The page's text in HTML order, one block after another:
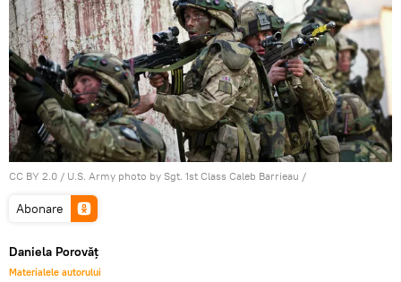
CC BY 2.0 / U.S. Army photo by Sgt. 1st Class Caleb Barrieau /
Abonare
Daniela Porovăț
Materialele autorului